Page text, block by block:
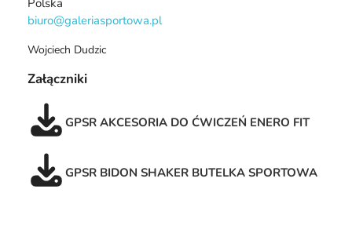
biuro@galeriasportowa.pl
Wojciech Dudzic
Załączniki
GPSR AKCESORIA DO ĆWICZEŃ ENERO FIT
GPSR BIDON SHAKER BUTELKA SPORTOWA